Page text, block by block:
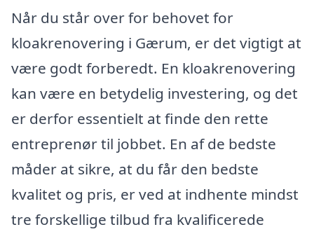
Når du står over for behovet for
kloakrenovering i Gærum, er det vigtigt at
være godt forberedt. En kloakrenovering
kan være en betydelig investering, og det
er derfor essentielt at finde den rette
entreprenør til jobbet. En af de bedste
måder at sikre, at du får den bedste
kvalitet og pris, er ved at indhente mindst
tre forskellige tilbud fra kvalificerede